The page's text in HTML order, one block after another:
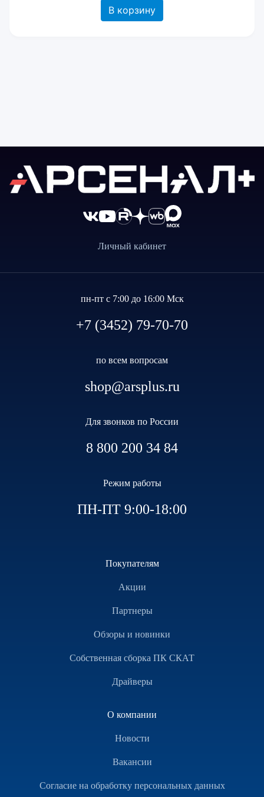
В корзину
Личный кабинет
пн-пт с 7:00 до 16:00 Мск
+7 (3452) 79-70-70
по всем вопросам
shop@arsplus.ru
Для звонков по России
8 800 200 34 84
Режим работы
ПН-ПТ 9:00-18:00
Покупателям
Акции
Партнеры
Обзоры и новинки
Собственная сборка ПК СКАТ
Драйверы
О компании
Новости
Вакансии
Согласие на обработку персональных данных